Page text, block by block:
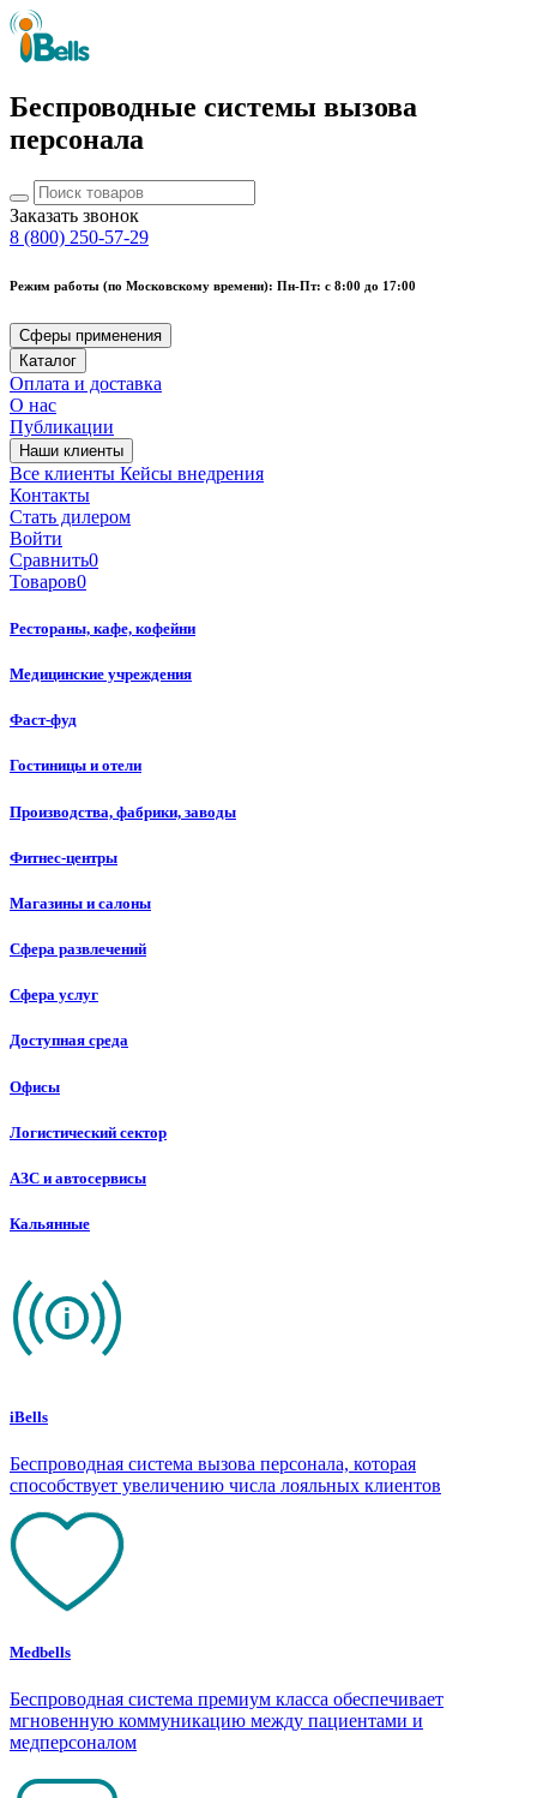
Беспроводные системы вызова
персонала
Заказать звонок
8 (800) 250-57-29
Режим работы (по Московскому времени): Пн-Пт: с 8:00 до 17:00
Сферы применения
Каталог
Оплата и доставка
О нас
Публикации
Наши клиенты
Все клиенты Кейсы внедрения
Контакты
Стать дилером
Войти
Сравнить0
Товаров0
Рестораны, кафе, кофейни
Медицинские учреждения
Фаст-фуд
Гостиницы и отели
Производства, фабрики, заводы
Фитнес-центры
Магазины и салоны
Сфера развлечений
Сфера услуг
Доступная среда
Офисы
Логистический сектор
АЗС и автосервисы
Кальянные
iBells
Беспроводная система вызова персонала, которая
способствует увеличению числа лояльных клиентов
Medbells
Беспроводная система премиум класса обеспечивает
мгновенную коммуникацию между пациентами и
медперсоналом